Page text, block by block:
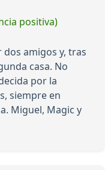
positiva)
amigos y, tras
casa. No
por la
siempre en
Miguel, Magic y